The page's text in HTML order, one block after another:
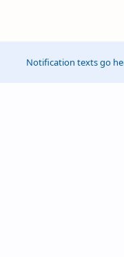
Notification texts go